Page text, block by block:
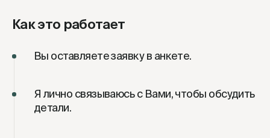
Как это работает
Вы оставляете заявку в анкете.
Я лично связываюсь с Вами, чтобы обсудить
детали.